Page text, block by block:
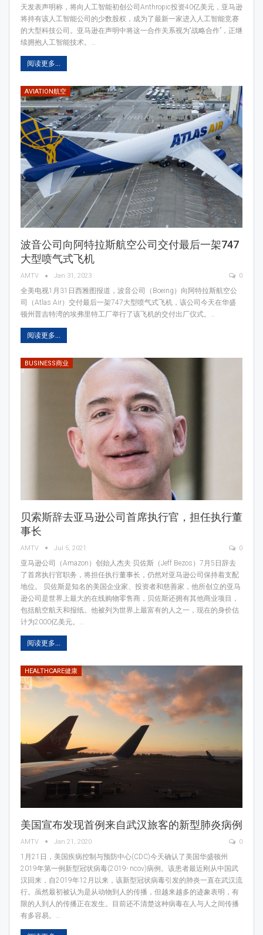
天发表声明称，将向人工智能初创公司Anthropic投资40亿美元，亚马逊
将持有该人工智能公司的少数股权，成为了最新一家进入人工智能竞赛
的大型科技公司。亚马逊在声明中将这一合作关系视为“战略合作”，正继
续拥抱人工智能技术。…
阅读更多...
AVIATION航空
波音公司向阿特拉斯航空公司交付最后一架747
大型喷气式飞机
AMTV Jan 31, 2023 0
全美电视1月31日西雅图报道，波音公司（Boeing）向阿特拉斯航空公
司（Atlas Air）交付最后一架747大型喷气式飞机，该公司今天在华盛
顿州普吉特湾的埃弗里特工厂举行了该飞机的交付出厂仪式。…
阅读更多...
BUSINESS商业
贝索斯辞去亚马逊公司首席执行官，担任执行董
事长
AMTV Jul 5, 2021 0
亚马逊公司（Amazon）创始人杰夫·贝佐斯（Jeff Bezos）7月5日辞去
了首席执行官职务，将担任执行董事长，仍然对亚马逊公司保持着支配
地位。 贝佐斯是知名的美国企业家、投资者和慈善家，他所创立的亚马
逊公司是世界上最大的在线购物零售商，贝佐斯还拥有其他商业项目，
包括航空航天和报纸。他被列为世界上最富有的人之一，现在的身价估
计为2000亿美元。…
阅读更多...
HEALTHCARE健康
美国宣布发现首例来自武汉旅客的新型肺炎病例
AMTV Jan 21, 2020 0
1月21日，美国疾病控制与预防中心(CDC)今天确认了美国华盛顿州
2019年第一例新型冠状病毒(2019- ncov)病例。该患者最近刚从中国武
汉回来，自2019年12月以来，该新型冠状病毒引发的肺炎一直在武汉流
行。虽然最初被认为是从动物到人的传播，但越来越多的迹象表明，有
限的人到人的传播正在发生。目前还不清楚这种病毒在人与人之间传播
有多容易。…